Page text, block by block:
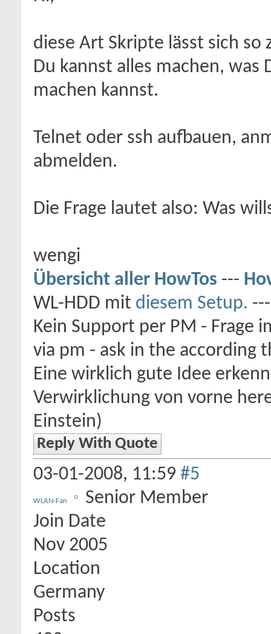
diese Art Skripte lässt sich
Du kannst alles machen, was
machen kannst.
Telnet oder ssh aufbauen,
abmelden.
Die Frage lautet also: Was
wengi
Übersicht aller HowTos ---
WL-HDD mit diesem Setup.
Kein Support per PM - Frage
via pm - ask in the according
Eine wirklich gute Idee
Verwirklichung von vorne
Einstein)
Reply With Quote
03-01-2008, 11:59 #5
WLAN-Fan
Senior Member
Join Date
Nov 2005
Location
Germany
Posts